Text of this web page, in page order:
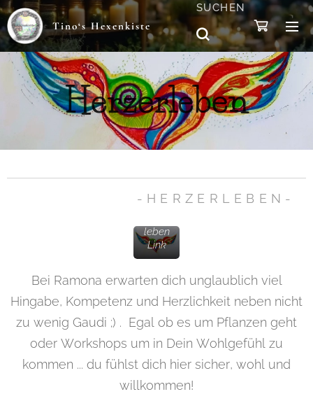
Tino‘s Hexenkiste
SUCHEN
Herzerleben
-HER​ZERLEBEN-
leben
Link
Bei Ramona erwarten dich unglaublich viel
Hingabe, Kompetenz und Herzlichkeit neben nicht
zu wenig Gaudi ;) . Egal ob es um Pflanzen geht
oder Workshops um in Dein Wohlgefühl zu
kommen ... du fühlst dich hier sicher, wohl und
willkommen!